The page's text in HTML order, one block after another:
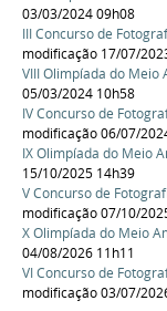
03/03/2024 09h08
III Concurso de
modificação 17/07/
VIII Olimpíada do Meio
05/03/2024 10h58
IV Concurso de
modificação 06/07/
IX Olimpíada do Meio
15/10/2025 14h39
V Concurso de
modificação 07/10/
X Olimpíada do Meio
04/08/2026 11h11
VI Concurso de
modificação 03/07/